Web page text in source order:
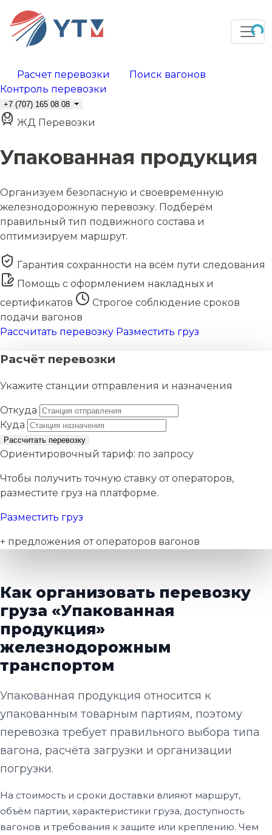
Расчет перевозки
Поиск вагонов
Контроль перевозки
+7 (707) 165 08 08
ЖД Перевозки
Упакованная продукция
Организуем безопасную и своевременную
железнодорожную перевозку. Подберём
правильный тип подвижного состава и
оптимизируем маршрут.
Гарантия сохранности на всём пути следования
Помощь с оформлением накладных и
сертификатов
Строгое соблюдение сроков
подачи вагонов
Рассчитать перевозку Разместить груз
Расчёт перевозки
Укажите станции отправления и назначения
Откуда
Куда
Рассчитать перевозку
Ориентировочный тариф: по запросу
Чтобы получить точную ставку от операторов,
разместите груз на платформе.
Разместить груз
+ предложения от операторов вагонов
Как организовать перевозку
груза «Упакованная
продукция»
железнодорожным
транспортом
Упакованная продукция относится к
упакованным товарным партиям, поэтому
перевозка требует правильного выбора типа
вагона, расчёта загрузки и организации
погрузки.
На стоимость и сроки доставки влияют маршрут,
объём партии, характеристики груза, доступность
вагонов и требования к защите или креплению. Чем